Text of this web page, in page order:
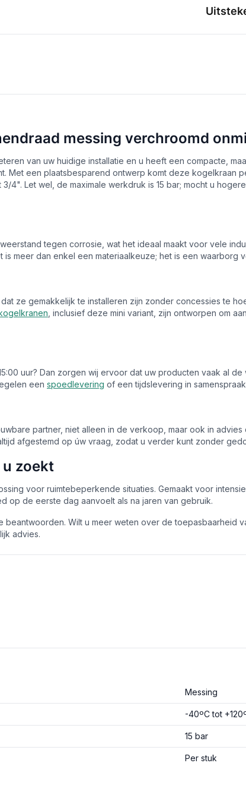
messing verchroomd
van uw huidige installatie en u heeft een compacte,
Met een plaatsbesparend ontwerp komt deze kogelkraan
4". Let wel, de maximale werkdruk is 15 bar; mocht u
tegen corrosie, wat het ideaal maakt voor vele
meer dan enkel een materiaalkeuze; het is een waarborg
ze gemakkelijk te installeren zijn zonder concessies te
, inclusief deze mini variant, zijn ontworpen om
uur? Dan zorgen wij ervoor dat uw producten vaak al
een spoedlevering of een tijdslevering in
partner, niet alleen in de verkoop, maar ook in
afgestemd op úw vraag, zodat u verder kunt zonder
zoekt
voor ruimtebeperkende situaties. Gemaakt voor
op de eerste dag aanvoelt als na jaren van gebruik.
Wilt u meer weten over de toepasbaarheid
advies.
Messing
-40ºC tot
15 bar
Per stuk